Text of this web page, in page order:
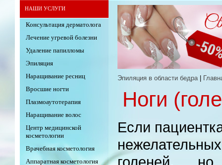
НАШИ УСЛУГИ
Консультация дерматолога
Лечение угревой болезни
Удаление папилломы
Эпиляция
Наращивание ресниц
Вросшие ногти
Плазмоаутотерапия
Наращивание волос
Центр медицинской
косметологии
Врачебная косметология
Аппаратная косметология
Эпиляция в области бедра|
Ноги
Если